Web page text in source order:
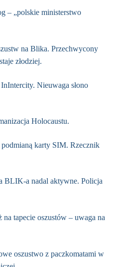
– „polskie ministerstwo
na Blika. Przechwycony
złodziej.
Nieuwaga słono
Holocaustu.
karty SIM. Rzecznik
BLIK-a nadal aktywne. Policja
tapecie oszustów – uwaga na
oszustwo z paczkomatami w